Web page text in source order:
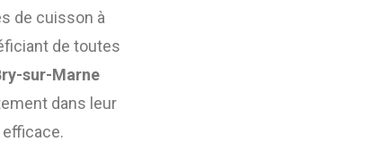
de cuisson à
de toutes
sur-Marne
dans leur